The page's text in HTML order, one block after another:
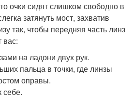
очки сидят слишком свободно в
затянуть мост, захватив
так, чтобы передняя часть линз
вас:
на ладони двух рук.
пальца в точки, где линзы
оправы.
себе.